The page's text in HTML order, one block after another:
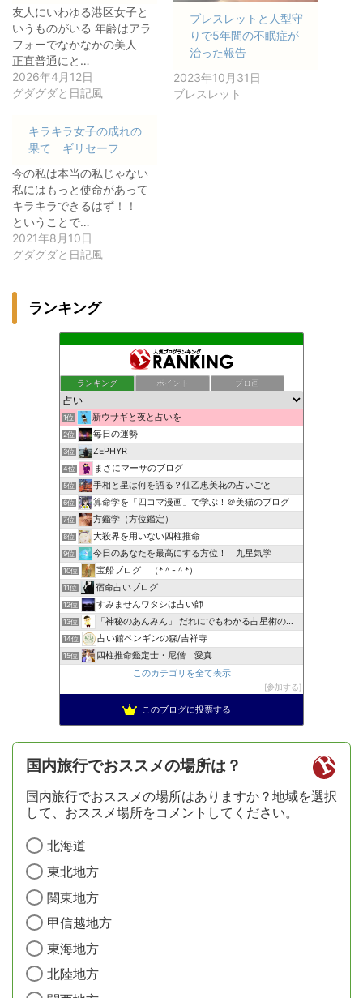
友人にいわゆる港区女子と
いうものがいる 年齢はアラ
フォーでなかなかの美人
正直普通にと…
2026年4月12日
グダグダと日記風
ブレスレットと人型守
りで5年間の不眠症が
治った報告
2023年10月31日
ブレスレット
キラキラ女子の成れの
果て ギリセーフ
今の私は本当の私じゃない
私にはもっと使命があって
キラキラできるはず！！
ということで…
2021年8月10日
グダグダと日記風
ランキング
ランキング ポイント ブロ画
1位 新ウサギと夜と占いを
2位 毎日の運勢
3位 ZEPHYR
4位 まさにマーサのブログ
5位 手相と星は何を語る？仙乙恵美花の占いごと
6位 算命学を「四コマ漫画」で学ぶ！＠美猫のブログ
7位 方鑑学（方位鑑定）
8位 大殺界を用いない四柱推命
9位 今日のあなたを最高にする方位！ 九星気学
10位 宝船ブログ （*＾-＾*）
11位 宿命占いブログ
12位 すみませんワタシは占い師
13位 「神秘のあんみん」 だれにでもわかる占星術の極意『サビアン…
14位 占い館ペンギンの森/吉祥寺
15位
四柱推命鑑定士・尼僧 愛真
このカテゴリを全て表示
参加する
このブログに投票する